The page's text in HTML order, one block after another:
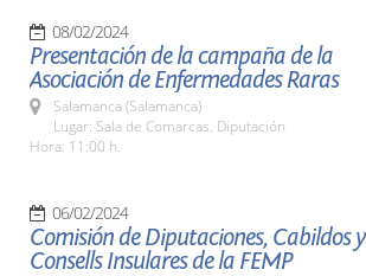
08/02/2024
Presentación de la campaña de la
Asociación de Enfermedades Raras
Salamanca (Salamanca)
Lugar: Sala de Comarcas. Diputación
Hora: 11:00 h.
06/02/2024
Comisión de Diputaciones, Cabildos y
Consells Insulares de la FEMP